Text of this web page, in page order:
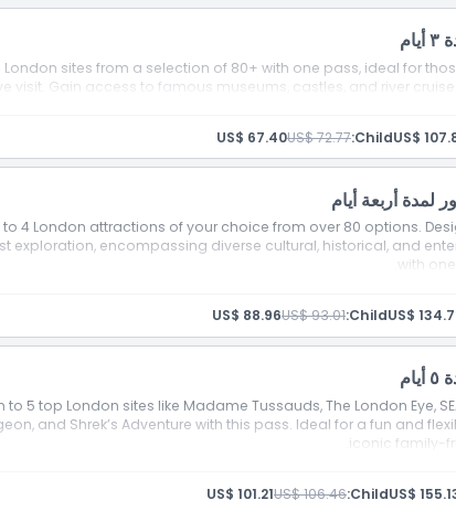
London sites from a selection of 80+ with one pass, ideal for
visit. Gain access to famous museums, castles, and river
US$
Child:
US$ 72.77
US$ 67.40
لمدة أربعة أيام
to 4 London attractions of your choice from over 80 options.
exploration, encompassing diverse cultural, historical, and
with
US$
Child:
US$ 93.01
US$ 88.96
5 top London sites like Madame Tussauds, The London Eye,
and Shrek’s Adventure with this pass. Ideal for a fun and
iconic family-
US$
Child:
US$ 106.46
US$ 101.21